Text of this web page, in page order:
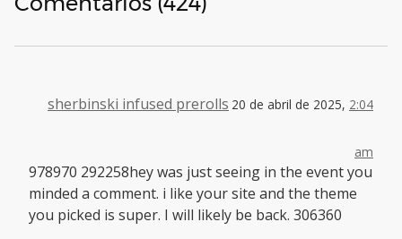
sherbinski infused prerolls 20 de abril de 2025, 2:04
am
978970 292258hey was just seeing in the event you
minded a comment. i like your site and the theme
you picked is super. I will likely be back. 306360